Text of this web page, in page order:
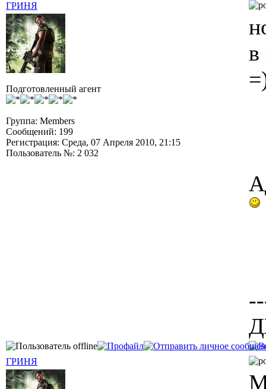
ГРИНЯ
Подготовленный агент
Группа: Members
Сообщений: 199
Регистрация: Среда, 07 Апреля 2010, 21:15
Пользователь №: 2 032
в
ГРИНЯ